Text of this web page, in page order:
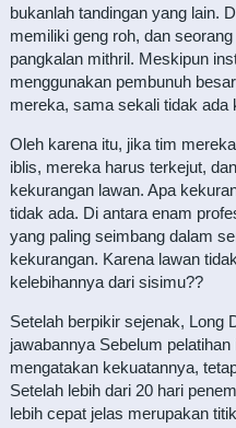
bukanlah tandingan yang lain.
memiliki geng roh, dan
pangkalan mithril. Meskipun
menggunakan pembunuh
mereka, sama sekali tidak ada
Oleh karena itu, jika tim
iblis, mereka harus terkejut,
kekurangan lawan. Apa
tidak ada. Di antara enam
yang paling seimbang dalam
kekurangan. Karena lawan
kelebihannya dari sisimu??
Setelah berpikir sejenak, Long
jawabannya Sebelum
mengatakan kekuatannya,
Setelah lebih dari 20 hari
lebih cepat jelas merupakan